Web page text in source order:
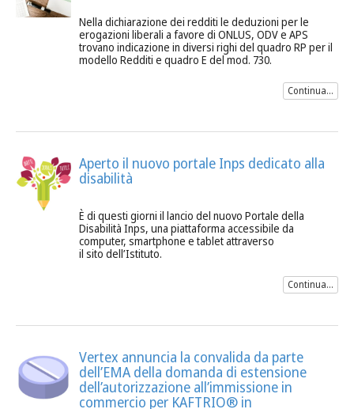
Nella dichiarazione dei redditi le deduzioni per le
erogazioni liberali a favore di ONLUS, ODV e APS
trovano indicazione in diversi righi del quadro RP per il
modello Redditi e quadro E del mod. 730.
Continua...
Aperto il nuovo portale Inps dedicato alla
disabilità
È di questi giorni il lancio del nuovo Portale della
Disabilità Inps, una piattaforma accessibile da
computer, smartphone e tablet attraverso
il sito dell’Istituto.
Continua...
Vertex annuncia la convalida da parte
dell’EMA della domanda di estensione
dell’autorizzazione all’immissione in
commercio per KAFTRIO® in